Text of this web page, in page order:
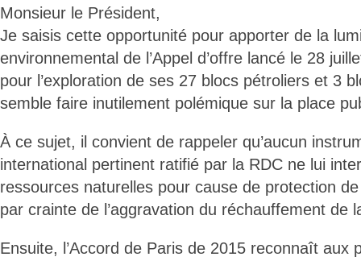
Monsieur le Président,
Je saisis cette opportunité pour apporter de la
environnemental de l’Appel d’offre lancé le 28
pour l’exploration de ses 27 blocs pétroliers et 3
semble faire inutilement polémique sur la place
À ce sujet, il convient de rappeler qu’aucun
international pertinent ratifié par la RDC ne lui
ressources naturelles pour cause de protection de
par crainte de l’aggravation du réchauffement de
Ensuite, l’Accord de Paris de 2015 reconnaît aux